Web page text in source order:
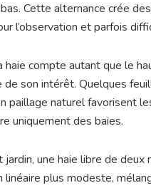
Cette alternance crée
l’observation et parfois
haie compte autant que le
de son intérêt. Quelques
paillage naturel favorisent
uniquement des baies.
jardin, une haie libre de
linéaire plus modeste,